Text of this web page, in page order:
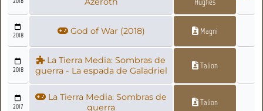
2018 God of War (2018) Magni
2018
La Tierra Media: Sombras de
guerra - La espada de Galadriel
Talion
2017
La Tierra Media: Sombras de
guerra
Talion